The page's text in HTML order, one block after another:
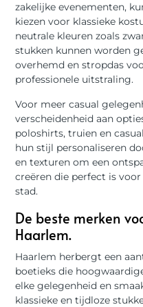
zakelijke evenementen,
kiezen voor klassieke
neutrale kleuren zoals
stukken kunnen worden
overhemd en stropdas
professionele uitstraling.
Voor meer casual
verscheidenheid aan
poloshirts, truien en
hun stijl personaliseren
en texturen om een
creëren die perfect is
stad.
De beste merken
Haarlem.
Haarlem herbergt een
boetieks die
elke gelegenheid en
klassieke en tijdloze